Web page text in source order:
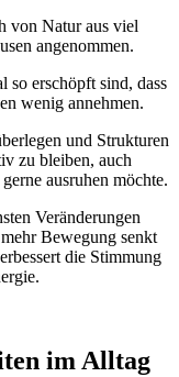
von Natur aus viel
angenommen.
so erschöpft sind, dass
wenig annehmen.
und Strukturen
zu bleiben, auch
ausruhen möchte.
Veränderungen
Bewegung senkt
die Stimmung
im Alltag